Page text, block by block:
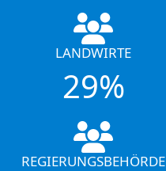
LANDWIRTE
29%
REGIERUNGSBEHÖRDE